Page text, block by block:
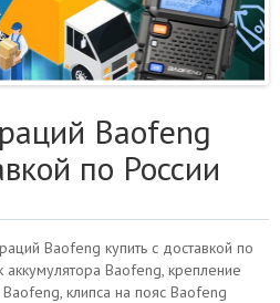
Baofeng
по России
Baofeng купить с доставкой по
аккумулятора Baofeng, крепление
Baofeng, клипса на пояс Baofeng